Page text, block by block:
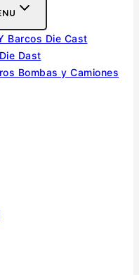
Barcos Die Cast
Dast
Bombas y Camiones